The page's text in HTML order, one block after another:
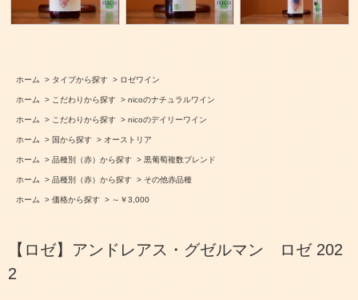
ホーム > タイプから探す > ロゼワイン
ホーム > こだわりから探す > nicoのナチュラルワイン
ホーム > こだわりから探す > nicoのデイリーワイン
ホーム > 国から探す > オーストリア
ホーム > 品種別（赤）から探す > 黒葡萄複数ブレンド
ホーム > 品種別（赤）から探す > その他赤品種
ホーム > 価格から探す > ～￥3,000
【ロゼ】アンドレアス・グゼルマン ロゼ 202
2